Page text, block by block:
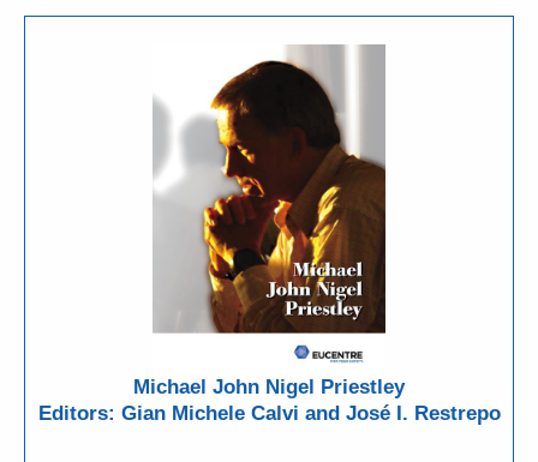
Michael John Nigel Priestley
Editors: Gian Michele Calvi and José I. Restrepo